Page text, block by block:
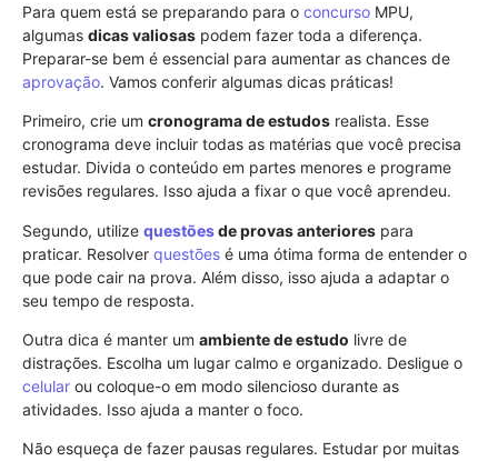
Para quem está se preparando para o concurso MPU,
algumas dicas valiosas podem fazer toda a diferença.
Preparar-se bem é essencial para aumentar as chances de
aprovação. Vamos conferir algumas dicas práticas!
Primeiro, crie um cronograma de estudos realista. Esse
cronograma deve incluir todas as matérias que você precisa
estudar. Divida o conteúdo em partes menores e programe
revisões regulares. Isso ajuda a fixar o que você aprendeu.
Segundo, utilize questõesde provas anteriores para
praticar. Resolver questões é uma ótima forma de entender o
que pode cair na prova. Além disso, isso ajuda a adaptar o
seu tempo de resposta.
Outra dica é manter um ambiente de estudo livre de
distrações. Escolha um lugar calmo e organizado. Desligue o
celular ou coloque-o em modo silencioso durante as
atividades. Isso ajuda a manter o foco.
Não esqueça de fazer pausas regulares. Estudar por muitas